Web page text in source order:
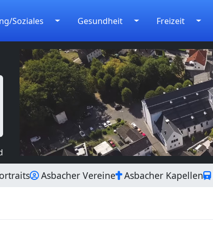
Soziales Gesundheit Freizeit
Asbacher Vereine Asbacher Kapellen